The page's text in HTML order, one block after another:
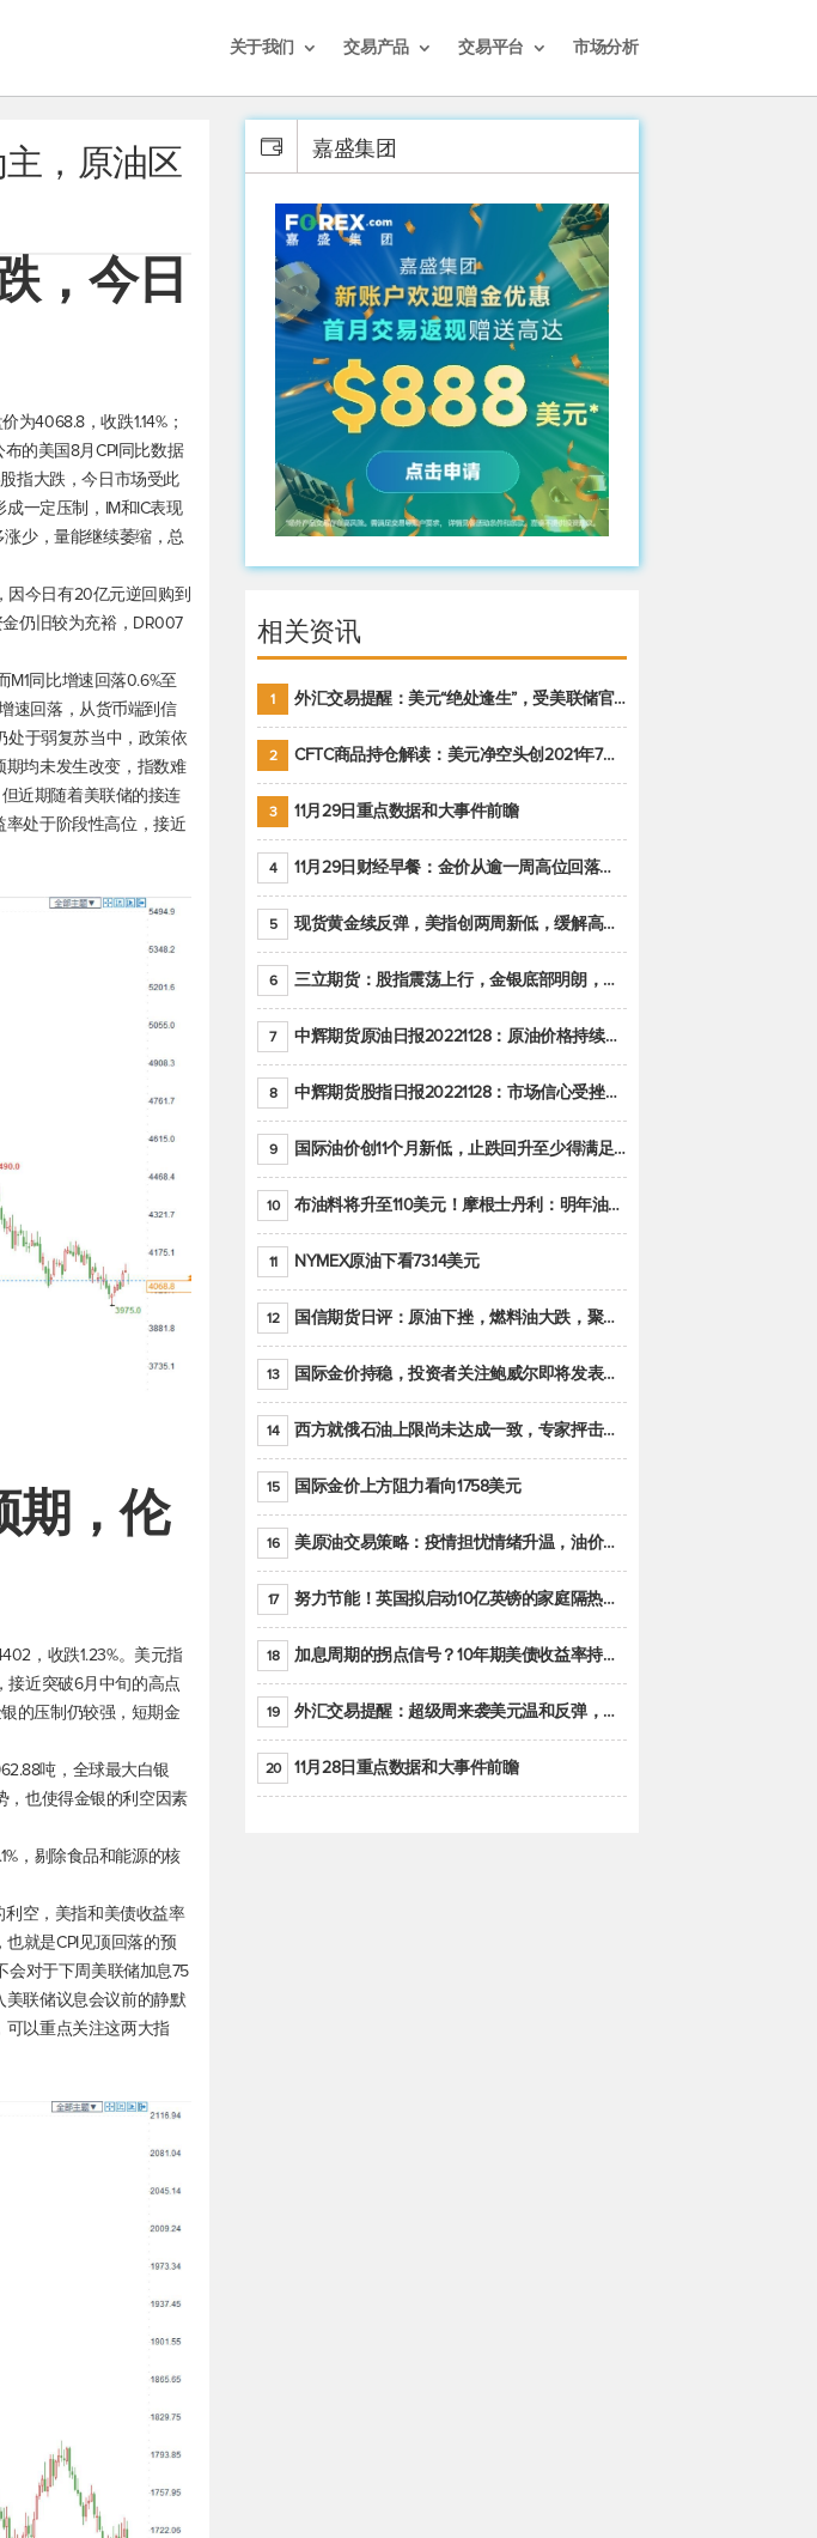
关于我们 交易产品 交易平台 市场分析
，原油区
，今日
为4068.8，收跌1.14%；
的美国8月CPI同比数据
指大跌，今日市场受此
一定压制，IM和IC表现
少，量能继续萎缩，总
因今日有20亿元逆回购到
仍旧较为充裕，DR007
M1同比增速回落0.6%至
速回落，从货币端到信
处于弱复苏当中，政策依
期均未发生改变，指数难
近期随着美联储的接连
处于阶段性高位，接近
期，伦
，收跌1.23%。 美元指
接近突破6月中旬的高点
的压制仍较强，短期金
吨，全球最大白银
，也使得金银的利空因素
，剔除食品和能源的核
利空，美指和美债收益率
就是CPI见顶回落的预
会对于下周美联储加息75
联储议息会议前的静默
可以重点关注这两大指
嘉盛集团
相关资讯
1 外汇交易提醒：美元“绝处逢生”，受美联储官员鹰派讲话支撑
2 CFTC商品持仓解读：美元净空头创2021年7月以来最大，黄金期货投机性净多头头寸减少
3 11月29日重点数据和大事件前瞻
4 11月29日财经早餐：金价从逾一周高位回落，美联储官员重申鹰派立场推动美元回升
5 现货黄金续反弹，美指创两周新低，缓解高通胀美国须治本
6 三立期货：股指震荡上行，金银底部明朗，原油偏弱走势(20221128收评)
7 中辉期货原油日报20221128：原油价格持续下降，市场关注OPEC+新一轮产能政策
8 中辉期货股指日报20221128：市场信心受挫，股指全线回调
9 国际油价创11个月新低，止跌回升至少得满足二大条件之一
10 布油料将升至110美元！摩根士丹利：明年油市面临七大不确定性
11 NYMEX原油下看73.14美元
12 国信期货日评：原油下挫，燃料油大跌，聚烯烃谨慎回调
13 国际金价持稳，投资者关注鲍威尔即将发表的讲话
14 西方就俄石油上限尚未达成一致，专家抨击限价是无用功
15 国际金价上方阻力看向1758美元
16 美原油交易策略：疫情担忧情绪升温，油价跌创年内新低
17 努力节能！英国拟启动10亿英镑的家庭隔热工程 减少能源消耗
18 加息周期的拐点信号？10年期美债收益率持续低于联邦基金利率目标区间
19 外汇交易提醒：超级周来袭美元温和反弹，警惕筑底可能性
20 11月28日重点数据和大事件前瞻